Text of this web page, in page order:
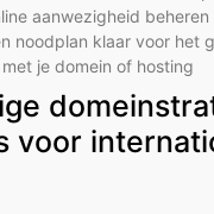
aanwezigheid beheren
noodplan klaar voor het
je domein of hosting
voor